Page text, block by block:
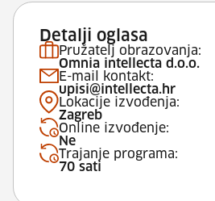
Detalji oglasa
Pružatelj obrazovanja:
Omnia intellecta d.o.o.
E-mail kontakt:
upisi@intellecta.hr
Lokacije izvođenja:
Zagreb
Online izvođenje:
Ne
Trajanje programa:
70 sati